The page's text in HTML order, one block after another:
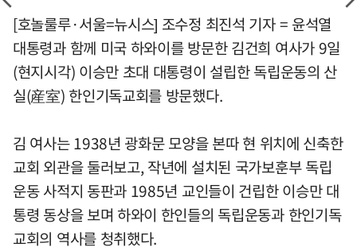
[호놀룰루·서울=뉴시스] 조수정 최진석 기자 = 윤석열
대통령과 함께 미국 하와이를 방문한 김건희 여사가 9일
(현지시각) 이승만 초대 대통령이 설립한 독립운동의 산
실(産室) 한인기독교회를 방문했다.
김 여사는 1938년 광화문 모양을 본따 현 위치에 신축한
교회 외관을 둘러보고, 작년에 설치된 국가보훈부 독립
운동 사적지 동판과 1985년 교인들이 건립한 이승만 대
통령 동상을 보며 하와이 한인들의 독립운동과 한인기독
교회의 역사를 청취했다.